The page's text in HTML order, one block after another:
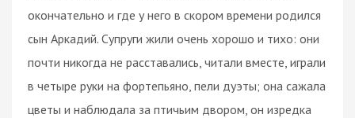
окончательно и где у него в скором времени родился
сын Аркадий. Супруги жили очень хорошо и тихо: они
почти никогда не расставались, читали вместе, играли
в четыре руки на фортепьяно, пели дуэты; она сажала
цветы и наблюдала за птичьим двором, он изредка